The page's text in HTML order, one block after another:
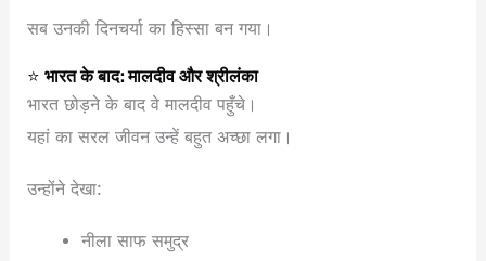
सब उनकी दिनचर्या का हिस्सा बन गया।
⭐भारत के बाद: मालदीव और श्रीलंका
भारत छोड़ने के बाद वे मालदीव पहुँचे।
यहां का सरल जीवन उन्हें बहुत अच्छा लगा।
उन्होंने देखा:
नीला साफ समुद्र